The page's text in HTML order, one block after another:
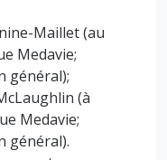
Maillet (au
Medavie;
général);
(à
Medavie;
général).